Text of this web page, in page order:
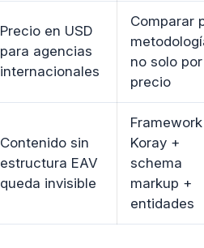
Precio en USD
para agencias
internacionales
Comparar
no solo por
precio
Contenido sin
estructura EAV
queda invisible
Framework
Koray +
schema
markup +
entidades